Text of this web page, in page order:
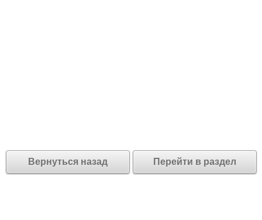
Вернуться назад Перейти в раздел